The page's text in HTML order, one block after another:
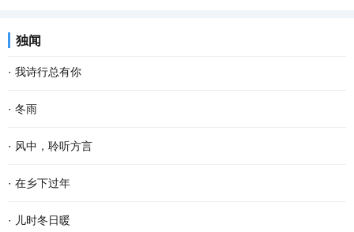
独闻
· 我诗行总有你
还是喜欢清晨醒来 品一首诗读出相遇 倾听你那温暖的呼吸 我的文字
带孤独治愈 是否将你旋入相思的诗章 读出缺爱的默契 寻找从云端酝
酿已久相惜 生命中那人，会不会把我弄丢？ 这...
· 冬雨
撑着一把花蓝伞 走在无人的街上 左手握着冷风，右手牵着寒雨 和孤
独结伴，和寂寞成双 我想把冬天望穿 寻到花开的模样 拐角处，那一
抹绿盈盈含香 冬天，在伞下闪闪发烫 走过的路...
· 风中，聆听方言
远道而来的风 从对面的塔楼俯冲下来 破窗而入 掀动了桌面上，蜷缩
着 不敢大声说话的方言 菱形的那一块 镌刻着村落的样子 斜插在正中
· 在乡下过年
过年是一生中最 幸福 的时刻。 住在城里，每到年关，我都怀念那些
· 儿时冬日暖